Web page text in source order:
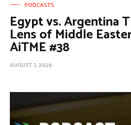
PODCASTS
Egypt vs. Argentina
Lens of Middle
AiTME #38
AUGUST 7, 2026